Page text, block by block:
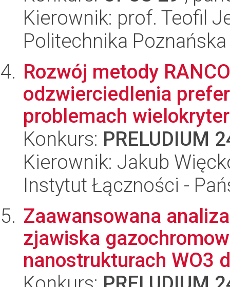
Kierownik: prof. Teofil
Politechnika Poznańska
Rozwój metody
odzwierciedlenia
problemach
Konkurs: PRELUDIUM
Kierownik: Jakub
Instytut Łączności -
Zaawansowana
zjawiska
nanostrukturach WO3